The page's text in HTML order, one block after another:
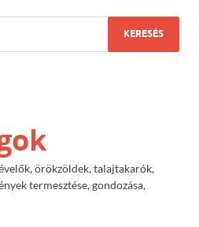
örökzöldek, talajtakarók,
termesztése, gondozása,